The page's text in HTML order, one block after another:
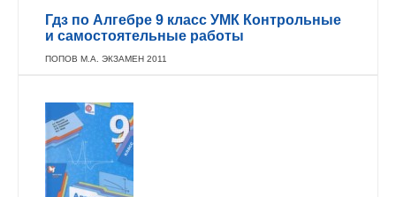
Гдз по Алгебре 9 класс УМК Контрольные
и самостоятельные работы
ПОПОВ М.А. ЭКЗАМЕН 2011